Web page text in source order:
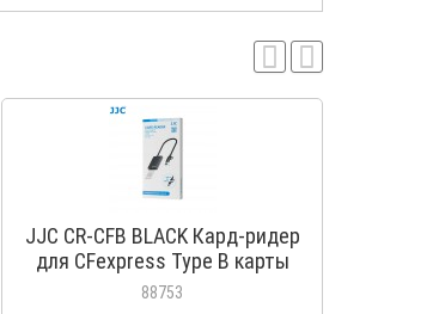
JJC CR-CFB BLACK Кард-ридер
для CFexpress Type B карты
88753